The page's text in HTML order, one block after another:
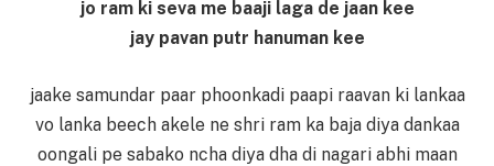
jo ram ki seva me baaji laga de jaan kee
jay pavan putr hanuman kee
jaake samundar paar phoonkadi paapi raavan ki lankaa
vo lanka beech akele ne shri ram ka baja diya dankaa
oongali pe sabako ncha diya dha di nagari abhi maan